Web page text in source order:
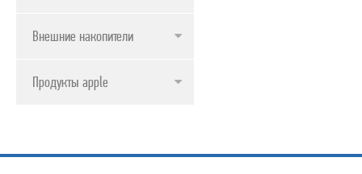
Внешние накопители
Продукты apple